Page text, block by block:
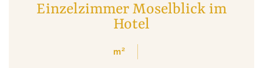
Einzelzimmer Moselblick im
Hotel
m²